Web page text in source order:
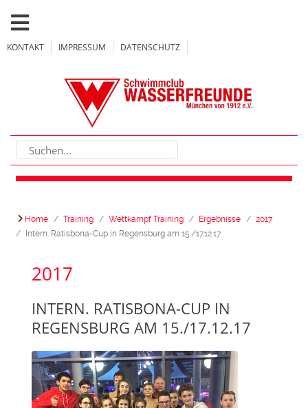
KONTAKT IMPRESSUM DATENSCHUTZ
Home Training Wettkampf Training Ergebnisse
2017
Intern. Ratisbona-Cup in Regensburg am 15./17.12.17
2017
INTERN. RATISBONA-CUP IN
REGENSBURG AM 15./17.12.17